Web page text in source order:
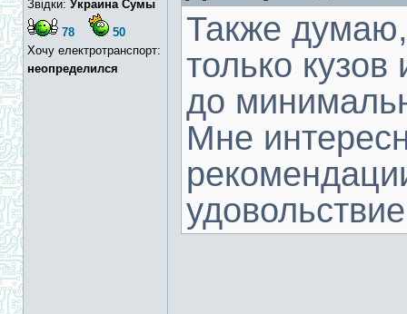
Звідки: Украина Сумы
78
50
Хочу електротранспорт:
неопределился
Также думаю,
только
до
Мне